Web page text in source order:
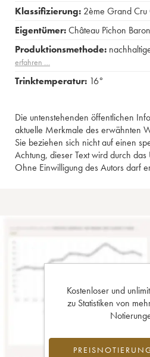
Klassifizierung: 2ème Grand Cru
Eigentümer:Château Pichon Baron
Produktionsmethode:
erfahren …
Trinktemperatur: 16°
Die untenstehenden öffentlichen
aktuelle Merkmale des erwähnten
Sie beziehen sich nicht auf einen
Achtung, dieser Text wird durch
Ohne Einwilligung des Autors darf
Kostenloser und
zu Statistiken von